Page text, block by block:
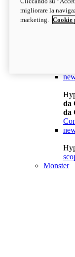
da
da
da
Monster
migliorare la
marketing.
Cookie